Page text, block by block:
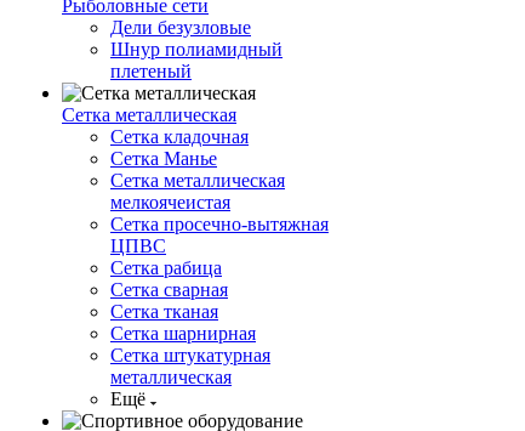
Рыболовные сети
Дели безузловые
Шнур полиамидный
плетеный
Сетка металлическая
Сетка кладочная
Сетка Манье
Сетка металлическая
мелкоячеистая
Сетка просечно-вытяжная
ЦПВС
Сетка рабица
Сетка сварная
Сетка тканая
Сетка шарнирная
Сетка штукатурная
металлическая
Ещё